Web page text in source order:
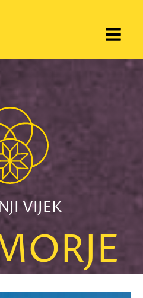
VIJEK